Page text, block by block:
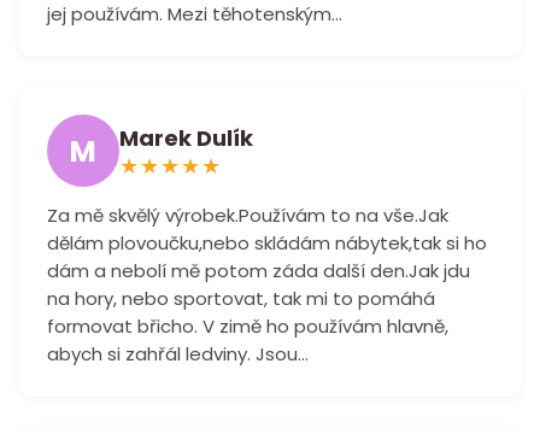
jej používám. Mezi těhotenským...
M
Marek Dulík
★★★★★
Za mě skvělý výrobek.Používám to na vše.Jak
dělám plovoučku,nebo skládám nábytek,tak si ho
dám a nebolí mě potom záda další den.Jak jdu
na hory, nebo sportovat, tak mi to pomáhá
formovat břicho. V zimě ho používám hlavně,
abych si zahřál ledviny. Jsou...